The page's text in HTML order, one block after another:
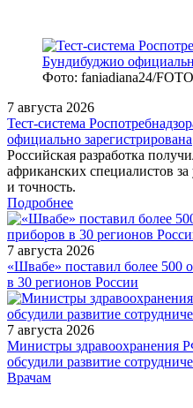
Фото: faniadiana24/
7 августа 2026
Тест‑система
официально зарегистрирована
Российская разработка
африканских специалистов за
и точность.
Подробнее
7 августа 2026
«Швабе» поставил более 500
в 30 регионов России
7 августа 2026
Министры здравоохранения
обсудили развитие
/measures/
Врачам